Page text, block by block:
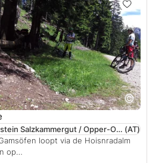
Vakantieregio Dachstein Salzkammergut / Opper-Oostenrijk (AT)
loopt via de Hoisnradalm
op…